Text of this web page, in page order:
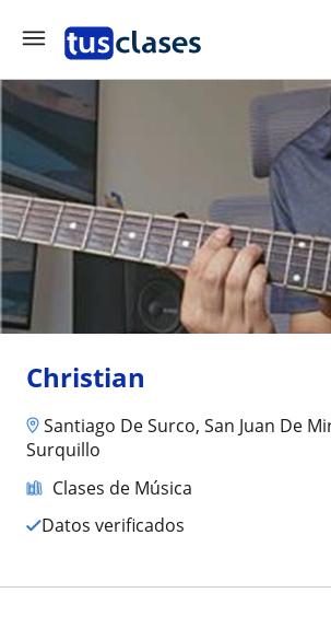
Christian
Santiago De Surco, San Juan De
Surquillo
Clases de Música
Datos verificados